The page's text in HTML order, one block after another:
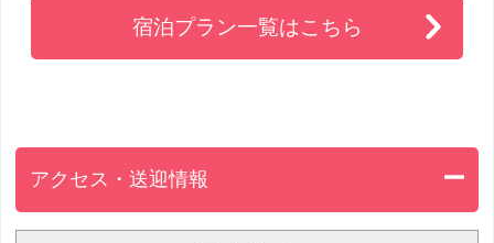
宿泊プラン一覧はこちら
アクセス・送迎情報